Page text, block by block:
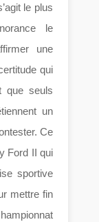
le plus
le
une
qui
que seuls
un
Ce
Ford II qui
sportive
mettre fin